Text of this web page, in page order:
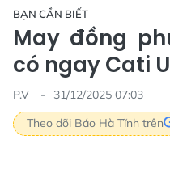
BẠN CẦN BIẾT
May đồng
có ngay Cati
P.V
31/12/2025 07:03
Theo dõi Báo Hà Tĩnh trên